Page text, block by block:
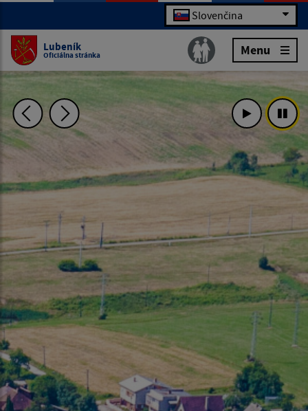
Slovenčina
Lubeník
Oficiálna stránka Menu